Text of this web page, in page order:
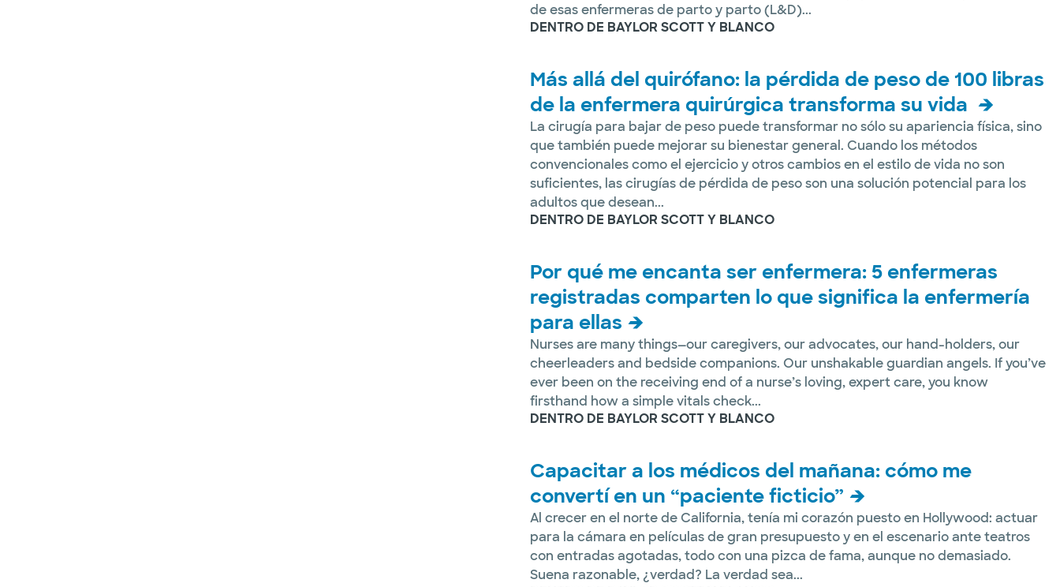
de esas enfermeras de parto y parto (L&D)...
DENTRO DE BAYLOR SCOTT Y BLANCO
Más allá del quirófano: la pérdida de peso de 100 libras
de la enfermera quirúrgica transforma su vida
La cirugía para bajar de peso puede transformar no sólo su apariencia física, sino
que también puede mejorar su bienestar general. Cuando los métodos
convencionales como el ejercicio y otros cambios en el estilo de vida no son
suficientes, las cirugías de pérdida de peso son una solución potencial para los
adultos que desean...
DENTRO DE BAYLOR SCOTT Y BLANCO
Por qué me encanta ser enfermera: 5 enfermeras
registradas comparten lo que significa la enfermería
para ellas
Nurses are many things—our caregivers, our advocates, our hand-holders, our
cheerleaders and bedside companions. Our unshakable guardian angels. If you’ve
ever been on the receiving end of a nurse’s loving, expert care, you know
firsthand how a simple vitals check...
DENTRO DE BAYLOR SCOTT Y BLANCO
Capacitar a los médicos del mañana: cómo me
convertí en un “paciente ficticio”
Al crecer en el norte de California, tenía mi corazón puesto en Hollywood: actuar
para la cámara en películas de gran presupuesto y en el escenario ante teatros
con entradas agotadas, todo con una pizca de fama, aunque no demasiado.
Suena razonable, ¿verdad? La verdad sea...